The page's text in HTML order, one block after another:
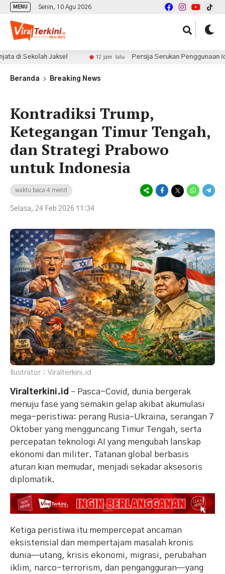
MENU Senin, 10 Agu 2026
Jaksel 12 jam lalu Persija Serukan Penggunaan Identitas
Beranda Breaking News
Kontradiksi Trump,
Ketegangan Timur Tengah,
dan Strategi Prabowo
untuk Indonesia
waktu baca 4 menit
Selasa, 24 Feb 2026 11:34
Ilustrator : Viralterkini.id
Viralterkini.id – Pasca-Covid, dunia bergerak
menuju fase yang semakin gelap akibat akumulasi
mega-peristiwa: perang Rusia–Ukraina, serangan 7
Oktober yang mengguncang Timur Tengah, serta
percepatan teknologi AI yang mengubah lanskap
ekonomi dan militer. Tatanan global berbasis
aturan kian memudar, menjadi sekadar aksesoris
diplomatik.
Ketiga peristiwa itu mempercepat ancaman
eksistensial dan mempertajam masalah kronis
dunia—utang, krisis ekonomi, migrasi, perubahan
iklim, narco-terrorism, dan pengangguran—yang